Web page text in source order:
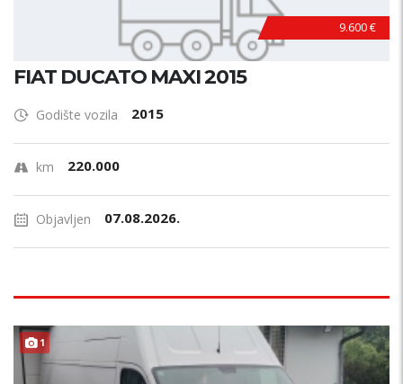
9.600 €
FIAT DUCATO MAXI 2015
Godište vozila 2015
km 220.000
Objavljen 07.08.2026.
1